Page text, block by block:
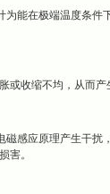
为能在极端温度条
或收缩不均，从而
感应原理产生干
害。